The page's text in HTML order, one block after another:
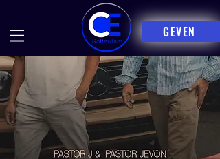
GEVEN